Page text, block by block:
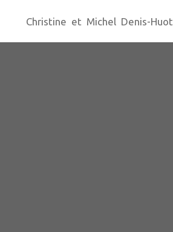
Christine et Michel Denis-Huot